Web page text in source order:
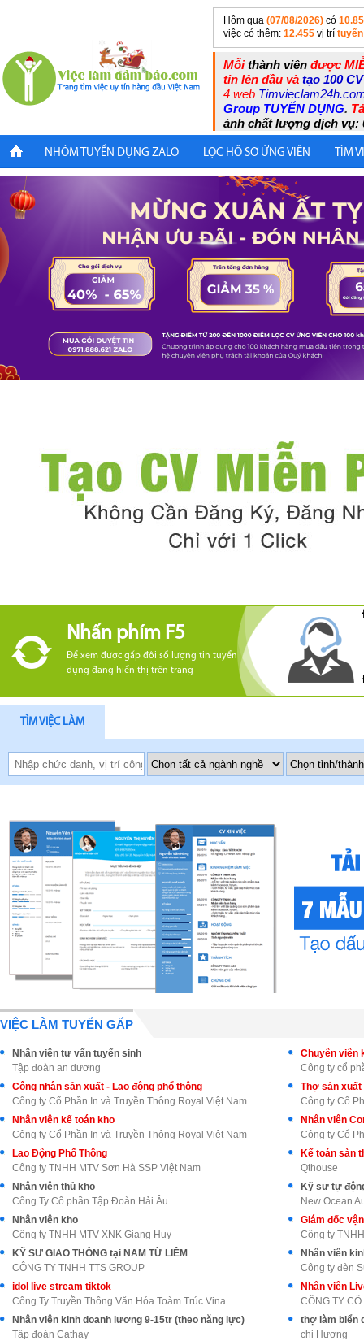
Hôm qua (07/08/2026) có
việc có thêm: 12.455 vị trí
Mỗithành viên được
tin lên đầu và tạo 100
4 web
Group TUYỂN DỤNG.
ánh chất lượng dịch vụ:
NHÓM TUYỂN DỤNG ZALO LỌC HỒ SƠ ỨNG VIÊN TÌM
Nhấn phím F5
Để xem được gấp đôi số lượng tin tuyển
dụng đang hiển thị trên trang
TÌM VIỆC LÀM
VIỆC LÀM TUYỂN GẤP
Nhân viên tư vấn tuyển sinh
Tập đoàn an dương
Công ty cổ
Công nhân sản xuất - Lao động phổ thông
Công ty Cổ Phần In và Truyền Thông Royal Việt Nam
Thợ sản xuất
Công ty Cổ
Nhân viên kế toán kho
Công ty Cổ Phần In và Truyền Thông Royal Việt Nam
Nhân viên
Công ty Cổ
Lao Động Phổ Thông
Công ty TNHH MTV Sơn Hà SSP Việt Nam
Kế toán sàn
Qthouse
Nhân viên thủ kho
Công Ty Cổ phần Tập Đoàn Hải Âu
Kỹ sư tự
New Ocean
Nhân viên kho
Công ty TNHH MTV XNK Giang Huy
Giám đốc
Công ty
KỸ SƯ GIAO THÔNG tại NAM TỪ LIÊM
CÔNG TY TNHH TTS GROUP
Nhân viên
Công ty đèn
idol live stream tiktok
Công Ty Truyền Thông Văn Hóa Toàm Trúc Vina
Nhân viên kinh doanh lương 9-15tr (theo năng lực)
Tập đoàn Cathay
thợ làm biển
chị Hương